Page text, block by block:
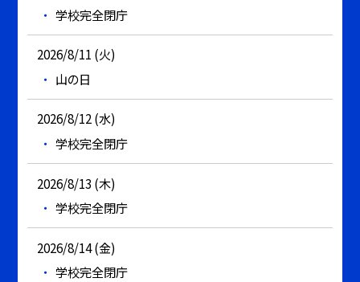
学校完全閉庁
2026/8/11 (火)
山の日
2026/8/12 (水)
学校完全閉庁
2026/8/13 (木)
学校完全閉庁
2026/8/14 (金)
学校完全閉庁